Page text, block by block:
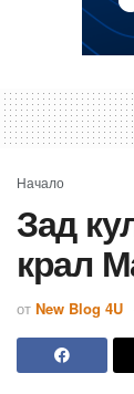
Начало
Зад
крал
от New Blog 4U